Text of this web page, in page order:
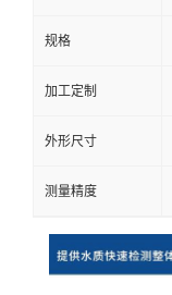
规格
加工定制
外形尺寸
测量精度